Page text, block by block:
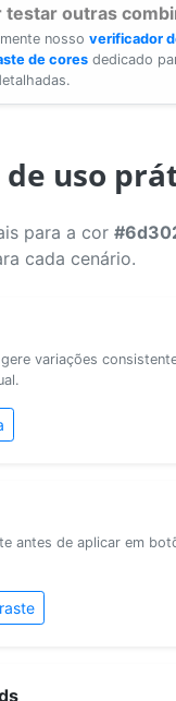
testar outras
nosso verificador
de cores dedicado
de uso
para a cor
cada cenário.
variações
antes de aplicar em